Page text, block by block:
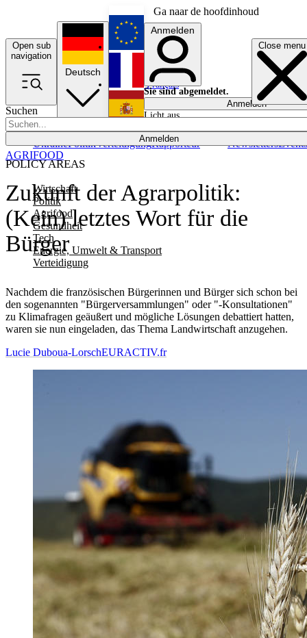
Ga naar de hoofdinhoud
Open sub
navigation
Close menu
Suchen
Anmelden
POLICY AREAS
Wirtschaft
Politik
Agrifood
Gesundheit
Tech
Energie, Umwelt & Transport
Verteidigung
UkrainePolitikVerteidigungRapporteur NewslettersEvents
Deutsch
English
Français
Anmelden
Sie sind abgemeldet.
Anmelden
Licht aus
Zukunft der Agrarpolitik:
(Kein) letztes Wort für die
Bürger
Nachdem die französischen Bürgerinnen und Bürger sich schon bei
den sogenannten "Bürgerversammlungen" oder "-Konsultationen"
zu Klimafragen geäußert und mögliche Lösungen debattiert hatten,
waren sie nun eingeladen, das Thema Landwirtschaft anzugehen.
AGRIFOOD
Lucie Duboua-LorschEURACTIV.fr